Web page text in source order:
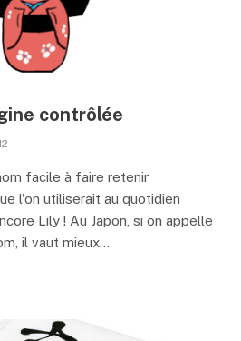
contrôlée
facile à faire retenir
l'on utiliserait au quotidien
Lily ! Au Japon, si on appelle
il vaut mieux...